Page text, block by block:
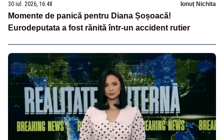
30 iul. 2026, 16:48 Ionuț Nichita
Momente de panică pentru Diana Șoșoacă!
Eurodeputata a fost rănită într-un accident rutier